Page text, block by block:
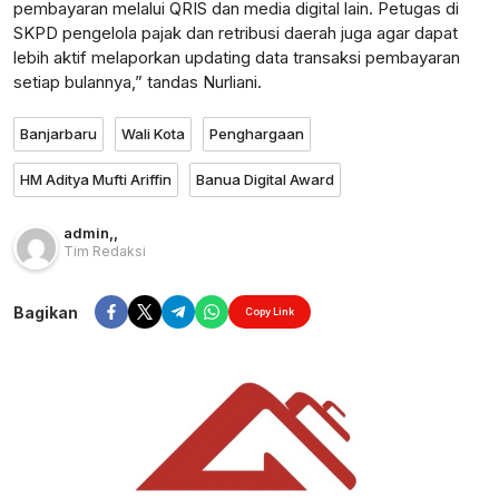
pembayaran melalui QRIS dan media digital lain. Petugas di
SKPD pengelola pajak dan retribusi daerah juga agar dapat
lebih aktif melaporkan updating data transaksi pembayaran
setiap bulannya,” tandas Nurliani.
Banjarbaru Wali Kota Penghargaan
HM Aditya Mufti Ariffin Banua Digital Award
admin,,
Tim Redaksi
Bagikan Copy Link